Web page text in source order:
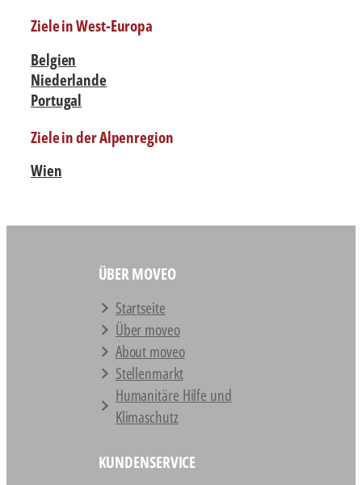
Ziele in West-Europa
Belgien
Niederlande
Portugal
Ziele in der Alpenregion
Wien
ÜBER MOVEO
Startseite
Über moveo
About moveo
Stellenmarkt
Humanitäre Hilfe und
Klimaschutz
KUNDENSERVICE